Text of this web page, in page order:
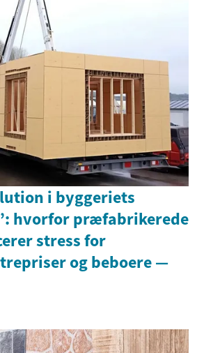
i byggeriets
hvorfor præfabrikerede
stress for
og beboere —